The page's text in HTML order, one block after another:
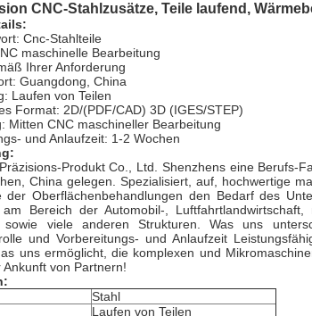
CNC-Stahlzusätze, Teile laufend,
Cnc-Stahlteile
maschinelle Bearbeitung
Ihrer Anforderung
Guangdong, China
Laufen von Teilen
Format: 2D/(PDF/CAD) 3D (IGES/STEP)
Mitten CNC maschineller Bearbeitung
und Anlaufzeit: 1-2 Wochen
Produkt Co., Ltd. Shenzhens eine Berufs-
China gelegen. Spezialisiert, auf, hochwertige
der Oberflächenbehandlungen den Bedarf des
Bereich der Automobil-, Luftfahrtlandwirtschaft,
sowie viele anderen Strukturen. Was uns
und Vorbereitungs- und Anlaufzeit
uns ermöglicht, die komplexen und
von Partnern!
Stahl
Laufen von Teilen